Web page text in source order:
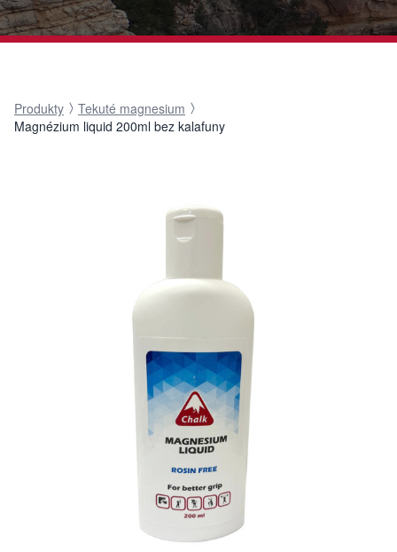
Produkty
Tekuté magnesium
Magnézium liquid 200ml bez kalafuny